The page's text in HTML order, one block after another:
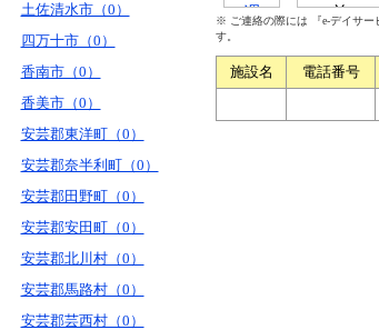
土佐清水市（0）
四万十市（0）
香南市（0）
香美市（0）
安芸郡東洋町（0）
安芸郡奈半利町（0）
安芸郡田野町（0）
安芸郡安田町（0）
安芸郡北川村（0）
安芸郡馬路村（0）
安芸郡芸西村（0）
※ ご連絡の際には 『e-デイサー
す。
施設名 電話番号